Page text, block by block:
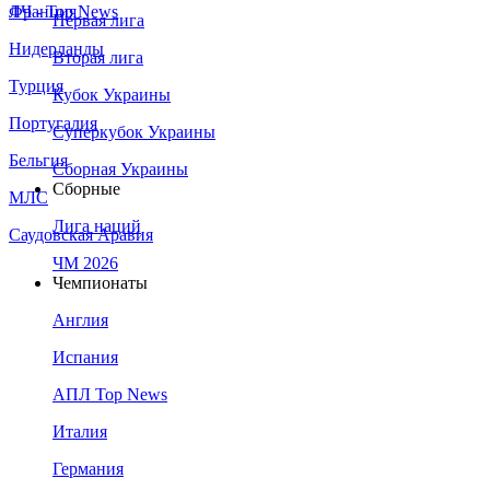
Франция
Нидерланды
Турция
Португалия
Бельгия
МЛС
Саудовская Аравия
ЛЧ - Top News
Первая лига
Вторая лига
Кубок Украины
Суперкубок Украины
Сборная Украины
Сборные
Лига наций
ЧМ 2026
Чемпионаты
Англия
Испания
АПЛ Top News
Италия
Германия